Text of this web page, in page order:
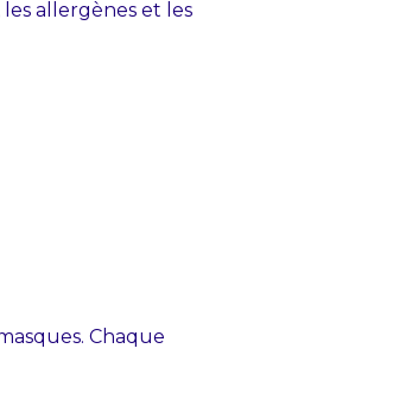
allergènes et les
Chaque